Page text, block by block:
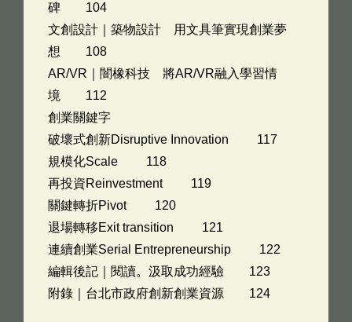
碑 104
文創設計｜築物設計 用文具筆實現創業夢
想 108
AR/VR｜闇橡科技 將AR/VR融入學習情
境 112
創業關鍵字
破壞式創新Disruptive Innovation 117
規模化Scale 118
再投資Reinvestment 119
關鍵轉折Pivot 120
退場轉移Exit transition 121
連續創業Serial Entrepreneurship 122
編輯後記｜閱讀。汲取成功經驗 123
附錄｜台北市政府創新創業資源 124